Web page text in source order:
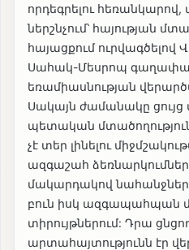
որդեգրելու հեռանկարով,
ներշնչում՝ հայության
հայացքում ուրվագծելով
Սահակ-Մեսրոպ
եռամիասնության
Սակայն ժամանակը ցույց
պետական
չէ տեր լինելու
ազգաշահ
մակարդակով
բուն իսկ ազգապահպան
տիրույթներում: Դրա
արտահայտությունն էր